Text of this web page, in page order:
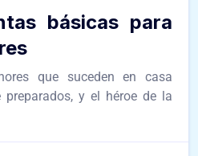
básicas para
que suceden en casa
preparados, y el héroe de la